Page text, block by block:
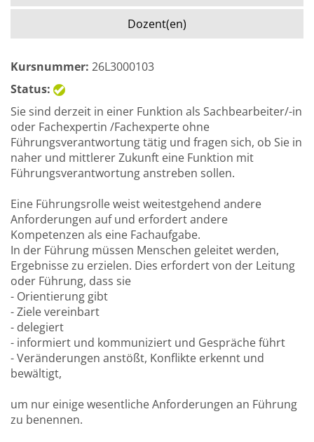
Dozent(en)
Kursnummer: 26L3000103
Status:
Sie sind derzeit in einer Funktion als Sachbearbeiter/-in
oder Fachexpertin /Fachexperte ohne
Führungsverantwortung tätig und fragen sich, ob Sie in
naher und mittlerer Zukunft eine Funktion mit
Führungsverantwortung anstreben sollen.
Eine Führungsrolle weist weitestgehend andere
Anforderungen auf und erfordert andere
Kompetenzen als eine Fachaufgabe.
In der Führung müssen Menschen geleitet werden,
Ergebnisse zu erzielen. Dies erfordert von der Leitung
oder Führung, dass sie
- Orientierung gibt
- Ziele vereinbart
- delegiert
- informiert und kommuniziert und Gespräche führt
- Veränderungen anstößt, Konflikte erkennt und
bewältigt,
um nur einige wesentliche Anforderungen an Führung
zu benennen.